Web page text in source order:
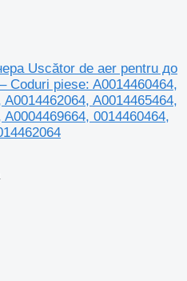
Uscător de aer pentru до
Coduri piese: A0014460464,
A0014465464,
0014460464,